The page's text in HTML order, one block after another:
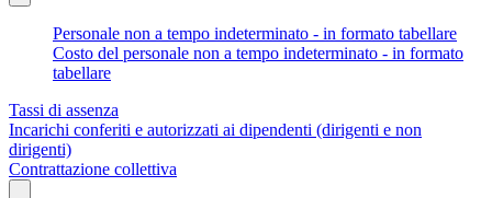
Personale non a tempo indeterminato - in formato tabellare
Costo del personale non a tempo indeterminato - in formato
tabellare
Tassi di assenza
Incarichi conferiti e autorizzati ai dipendenti (dirigenti e non
dirigenti)
Contrattazione collettiva